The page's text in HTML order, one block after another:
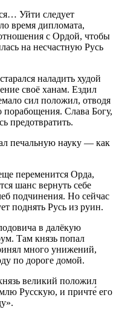
Уйти следует
время дипломата,
с Ордой, чтобы
на несчастную Русь
наладить худой
своё ханам. Ездил
сил положил, отводя
Слава Богу,
предотвратить.
печальную науку — как
переменится Орда,
шанс вернуть себе
подчинения. Но сейчас
поднять Русь из руин.
в далёкую
Там князь попал
много унижений,
по дороге домой.
великий положил
Русскую, и причте́ его